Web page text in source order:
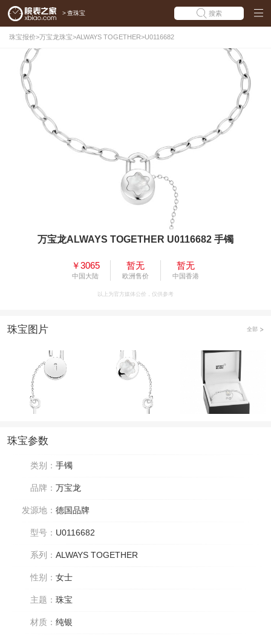
> 查珠宝 搜索
珠宝报价>万宝龙珠宝>ALWAYS TOGETHER>U0116682
万宝龙ALWAYS TOGETHER U0116682 手镯
￥3065
中国大陆
暂无
欧洲售价
暂无
中国香港
以上为官方媒体公价，仅供参考
珠宝图片 全部
珠宝参数
类别： 手镯
品牌： 万宝龙
发源地： 德国品牌
型号： U0116682
系列： ALWAYS TOGETHER
性别： 女士
主题： 珠宝
材质： 纯银